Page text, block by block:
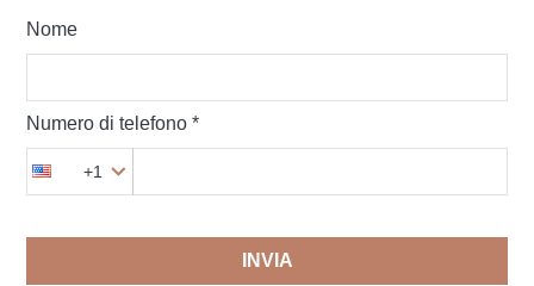
Nome
Numero di telefono *
+1
INVIA